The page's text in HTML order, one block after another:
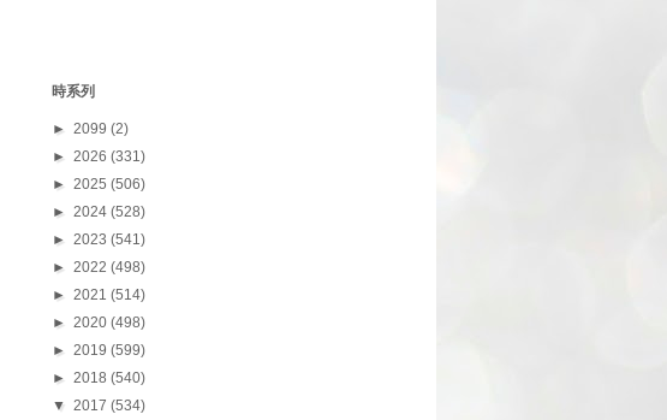
時系列
► 2099 (2)
► 2026 (331)
► 2025 (506)
► 2024 (528)
► 2023 (541)
► 2022 (498)
► 2021 (514)
► 2020 (498)
► 2019 (599)
► 2018 (540)
▼ 2017 (534)